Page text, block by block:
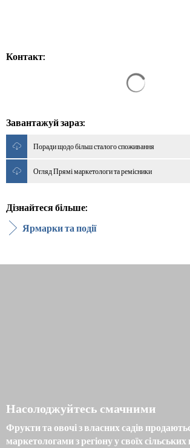
Контакт:
Завантажуй зараз:
Поради щодо більш сталого споживання
Огляд Прямі маркетологи та ремісники
Дізнайтеся більше:
Ярмарки та події
Насолоджуйтесь смачними
Фрукти та овочі з власних садів
маркетологами з регіону у своїх